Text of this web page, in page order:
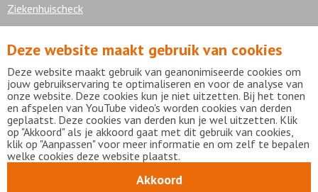
Ziekenhuischeck
7,9
Bekijk alle waarderingen
Deze website maakt gebruik van cookies
Deze website maakt gebruik van geanonimiseerde cookies om
jouw gebruikservaring te optimaliseren en voor de analyse van
onze website. Deze cookies kun je niet uitzetten. Bij het tonen
en afspelen van YouTube video's worden cookies van derden
geplaatst. Deze cookies van derden kun je wel uitzetten. Klik
op "Akkoord" als je akkoord gaat met dit gebruik van cookies,
klik op "Aanpassen" voor meer informatie en om zelf te bepalen
welke cookies deze website plaatst.
Akkoord